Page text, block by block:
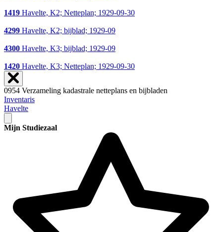
1419 Havelte, K2; Netteplan; 1929-09-30
4299 Havelte, K2; bijblad; 1929-09
4300 Havelte, K3; bijblad; 1929-09
1420 Havelte, K3; Netteplan; 1929-09-30
0954 Verzameling kadastrale netteplans en bijbladen
Inventaris
Havelte
Mijn Studiezaal